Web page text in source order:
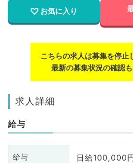
お気に入り
こちらの求人は募集を停止
最新の募集状況の確認も
求人詳細
給与
給与 日給100,000